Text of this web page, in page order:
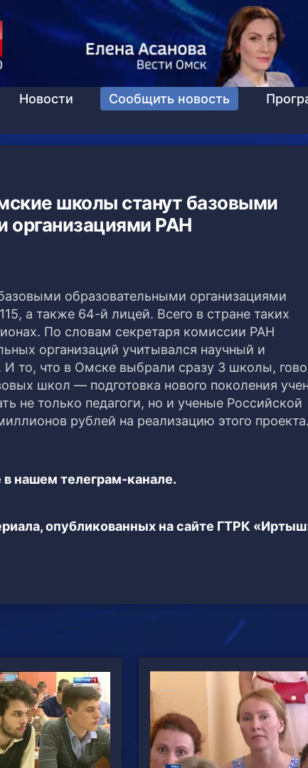
Новости Сообщить новость
школы станут базовыми
организациями РАН
образовательными организациями
а также 64-й лицей. Всего в стране таких
По словам секретаря комиссии РАН
организаций учитывался научный и
то, что в Омске выбрали сразу 3 школы,
школ — подготовка нового поколения
не только педагоги, но и ученые Российской
рублей на реализацию этого проекта.
нашем телеграм-канале.
опубликованных на сайте ГТРК